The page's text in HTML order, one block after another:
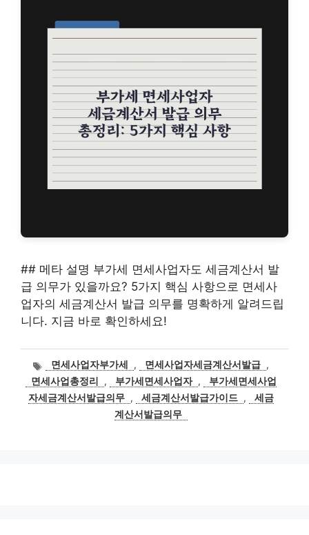
## 메타 설명 부가세 면세사업자도 세금계산서 발
급 의무가 있을까요? 5가지 핵심 사항으로 면세사
업자의 세금계산서 발급 의무를 명확하게 알려드립
니다. 지금 바로 확인하세요!
태
그
면세사업자부가세 , 면세사업자세금계산서발급 ,
면세사업총정리
, 부가세면세사업자 ,
부가세면세사업
자세금계산서발급의무 , 세금계산서발급가이드 ,
세금
계산서발급의무